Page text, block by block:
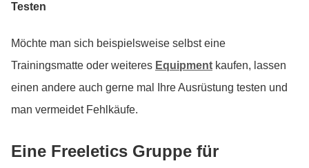
Testen
Möchte man sich beispielsweise selbst eine
Trainingsmatte oder weiteres Equipment kaufen, lassen
einen andere auch gerne mal Ihre Ausrüstung testen und
man vermeidet Fehlkäufe.
Eine Freeletics Gruppe für